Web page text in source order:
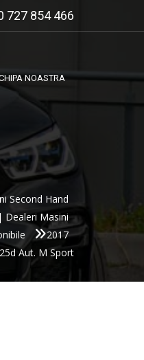
727 854 466
NOASTRA
Second Hand
Masini
2017
Aut. M Sport